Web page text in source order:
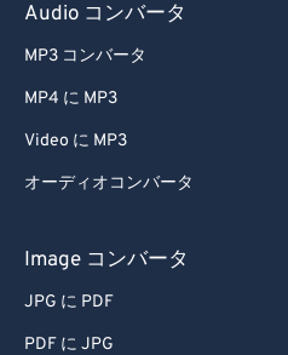
Audio コンバータ
MP3 コンバータ
MP4 に MP3
Video に MP3
オーディオコンバータ
Image コンバータ
JPG に PDF
PDF に JPG